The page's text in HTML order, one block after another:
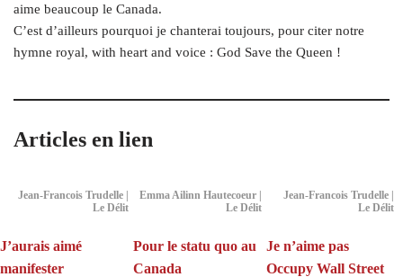
aime beaucoup le Canada.
C’est d’ailleurs pourquoi je chanterai toujours, pour citer notre
hymne royal, with heart and voice : God Save the Queen !
Articles en lien
Jean-Francois Trudelle |
Le Délit
J’aurais aimé
manifester
Emma Ailinn Hautecoeur |
Le Délit
Pour le statu quo au
Canada
Jean-Francois Trudelle |
Le Délit
Je n’aime pas
Occupy Wall Street